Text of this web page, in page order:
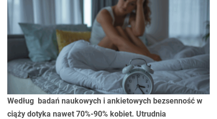
Według badań naukowych i ankietowych bezsenność w
ciąży dotyka nawet 70%-90% kobiet. Utrudnia